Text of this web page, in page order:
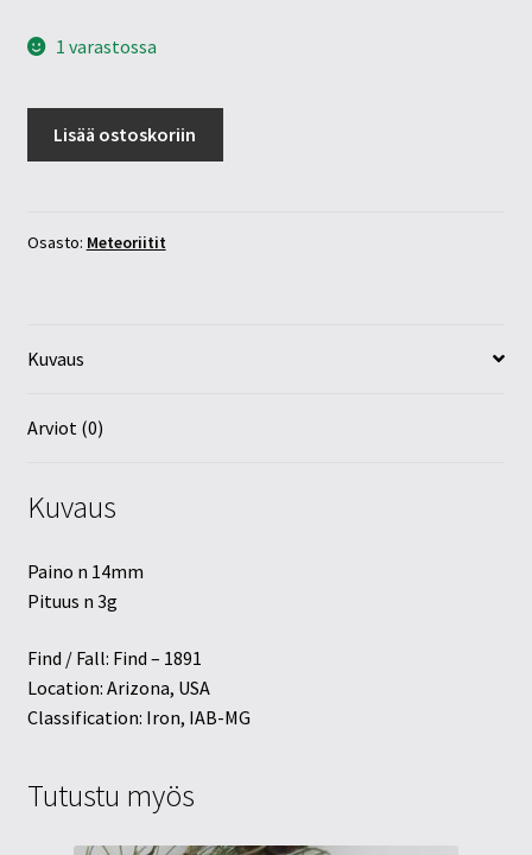
1 varastossa
Lisää ostoskoriin
Osasto: Meteoriitit
Kuvaus
Arviot (0)
Kuvaus
Paino n 14mm
Pituus n 3g
Find / Fall: Find – 1891
Location: Arizona, USA
Classification: Iron, IAB-MG
Tutustu myös